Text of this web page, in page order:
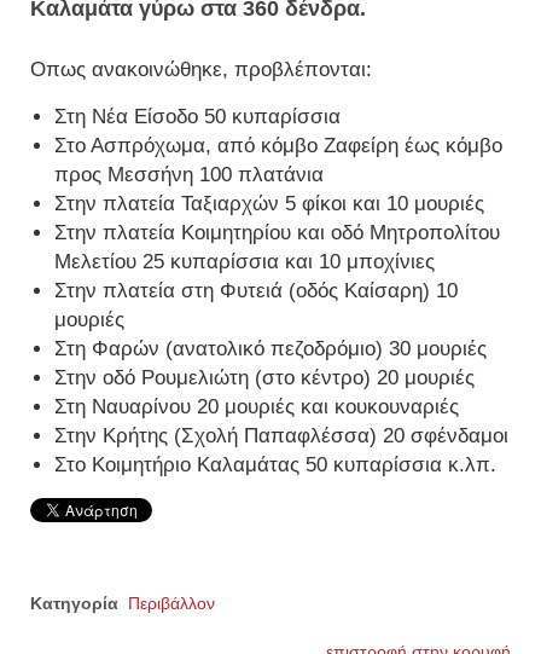
Καλαμάτα γύρω στα 360 δένδρα.
Οπως ανακοινώθηκε, προβλέπονται:
Στη Νέα Είσοδο 50 κυπαρίσσια
Στο Ασπρόχωμα, από κόμβο Ζαφείρη έως κόμβο
προς Μεσσήνη 100 πλατάνια
Στην πλατεία Ταξιαρχών 5 φίκοι και 10 μουριές
Στην πλατεία Κοιμητηρίου και οδό Μητροπολίτου
Μελετίου 25 κυπαρίσσια και 10 μποχίνιες
Στην πλατεία στη Φυτειά (οδός Καίσαρη) 10
μουριές
Στη Φαρών (ανατολικό πεζοδρόμιο) 30 μουριές
Στην οδό Ρουμελιώτη (στο κέντρο) 20 μουριές
Στη Ναυαρίνου 20 μουριές και κουκουναριές
Στην Κρήτης (Σχολή Παπαφλέσσα) 20 σφένδαμοι
Στο Κοιμητήριο Καλαμάτας 50 κυπαρίσσια κ.λπ.
Κατηγορία Περιβάλλον